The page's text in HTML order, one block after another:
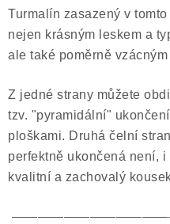
Poučení o právu na
Turmalín zasazený v
nejen krásným leskem a
ale také poměrně vzácným
Z jedné strany můžete
tzv. "pyramidální"
ploškami. Druhá čelní
perfektně ukončená není,
kvalitní a zachovalý